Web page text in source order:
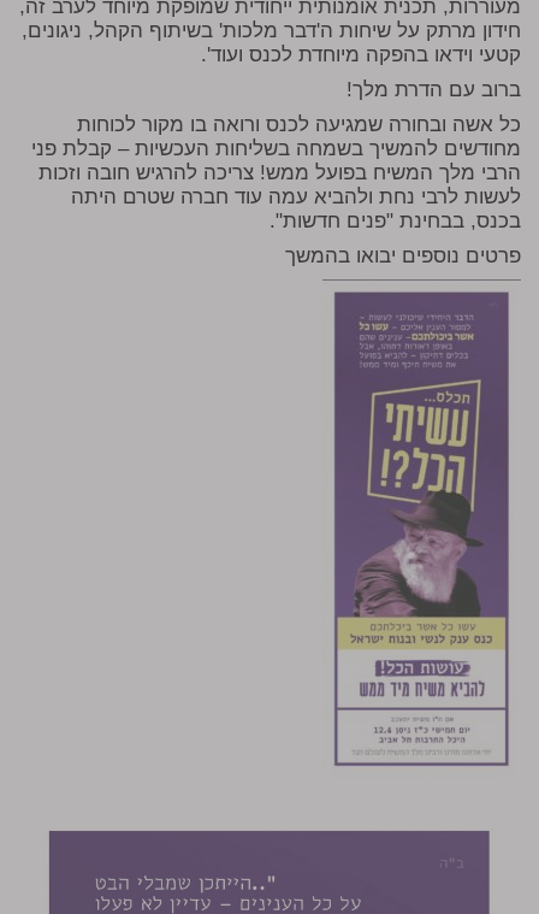
מעוררות, תכנית אומנותית ייחודית שמופקת מיוחד לערב זה,
חידון מרתק על שיחות ה'דבר מלכות' בשיתוף הקהל, ניגונים,
קטעי וידאו בהפקה מיוחדת לכנס ועוד'.
ברוב עם הדרת מלך!
כל אשה ובחורה שמגיעה לכנס ורואה בו מקור לכוחות
מחודשים להמשיך בשמחה בשליחות העכשיות – קבלת פני
הרבי מלך המשיח בפועל ממש! צריכה להרגיש חובה וזכות
לעשות לרבי נחת ולהביא עמה עוד חברה שטרם היתה
בכנס, בבחינת "פנים חדשות".
פרטים נוספים יבואו בהמשך